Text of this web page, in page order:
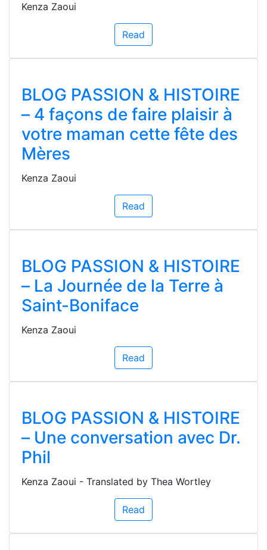
Kenza Zaoui
Read
BLOG PASSION & HISTOIRE
– 4 façons de faire plaisir à
votre maman cette fête des
Mères
Kenza Zaoui
Read
BLOG PASSION & HISTOIRE
– La Journée de la Terre à
Saint-Boniface
Kenza Zaoui
Read
BLOG PASSION & HISTOIRE
– Une conversation avec Dr.
Phil
Kenza Zaoui - Translated by Thea Wortley
Read